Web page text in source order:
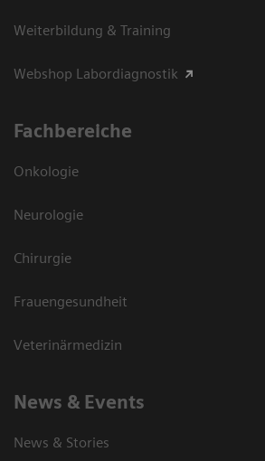
Weiterbildung & Training
Webshop Labordiagnostik
Fachbereiche
Onkologie
Neurologie
Chirurgie
Frauengesundheit
Veterinärmedizin
News & Events
News & Stories